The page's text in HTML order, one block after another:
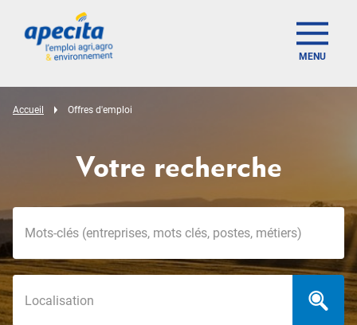
MENU
Accueil Offres d'emploi
Votre recherche